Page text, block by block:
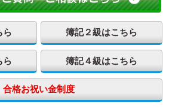
ら 簿記２級はこちら
ら 簿記４級はこちら
合格お祝い金制度